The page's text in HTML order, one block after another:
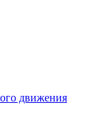
движения